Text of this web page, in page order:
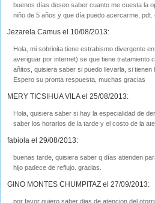
buenos días deseo saber cuanto me cuesta la
niño de 5 años y que día puedo acercarme,
Jezarela Camus el 10/08/2013:
Hola, mi sobrinita tiene estrabismo divergente
averiguar por internet) se que tiene tratamiento
añitos, quisiera saber si puedo llevarla, si tienen
Espero su pronta respuesta, muchas gracias
MERY TICSIHUA VILA el 25/08/2013:
Hola, quisiera saber si hay la especialidad de
saber los horarios de la tarde y el costo de la
fabiola el 29/08/2013:
buenas tarde, quisiera saber q días atienden
hijo padece de reflujo. gracias.
GINO MONTES CHUMPITAZ el 27/09/2013:
por favor quiero saber dias de atencion del